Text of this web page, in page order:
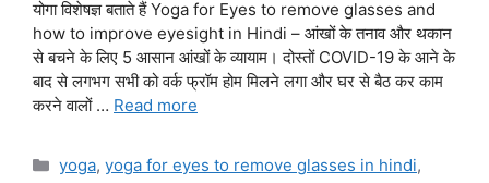
योगा विशेषज्ञ बताते हैं Yoga for Eyes to remove glasses and
how to improve eyesight in Hindi – आंखों के तनाव और थकान
से बचने के लिए 5 आसान आंखों के व्यायाम। दोस्तों COVID-19 के आने के
बाद से लगभग सभी को वर्क फ्रॉम होम मिलने लगा और घर से बैठ कर काम
करने वालों … Read more
Categories
yoga, yoga for eyes to remove glasses in hindi,